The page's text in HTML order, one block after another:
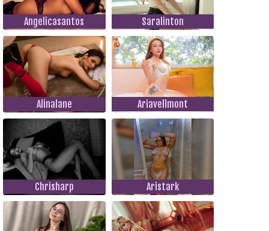
Angelicasantos Saralinton
Alinalane Ariavellmont
Chrisharp Aristark